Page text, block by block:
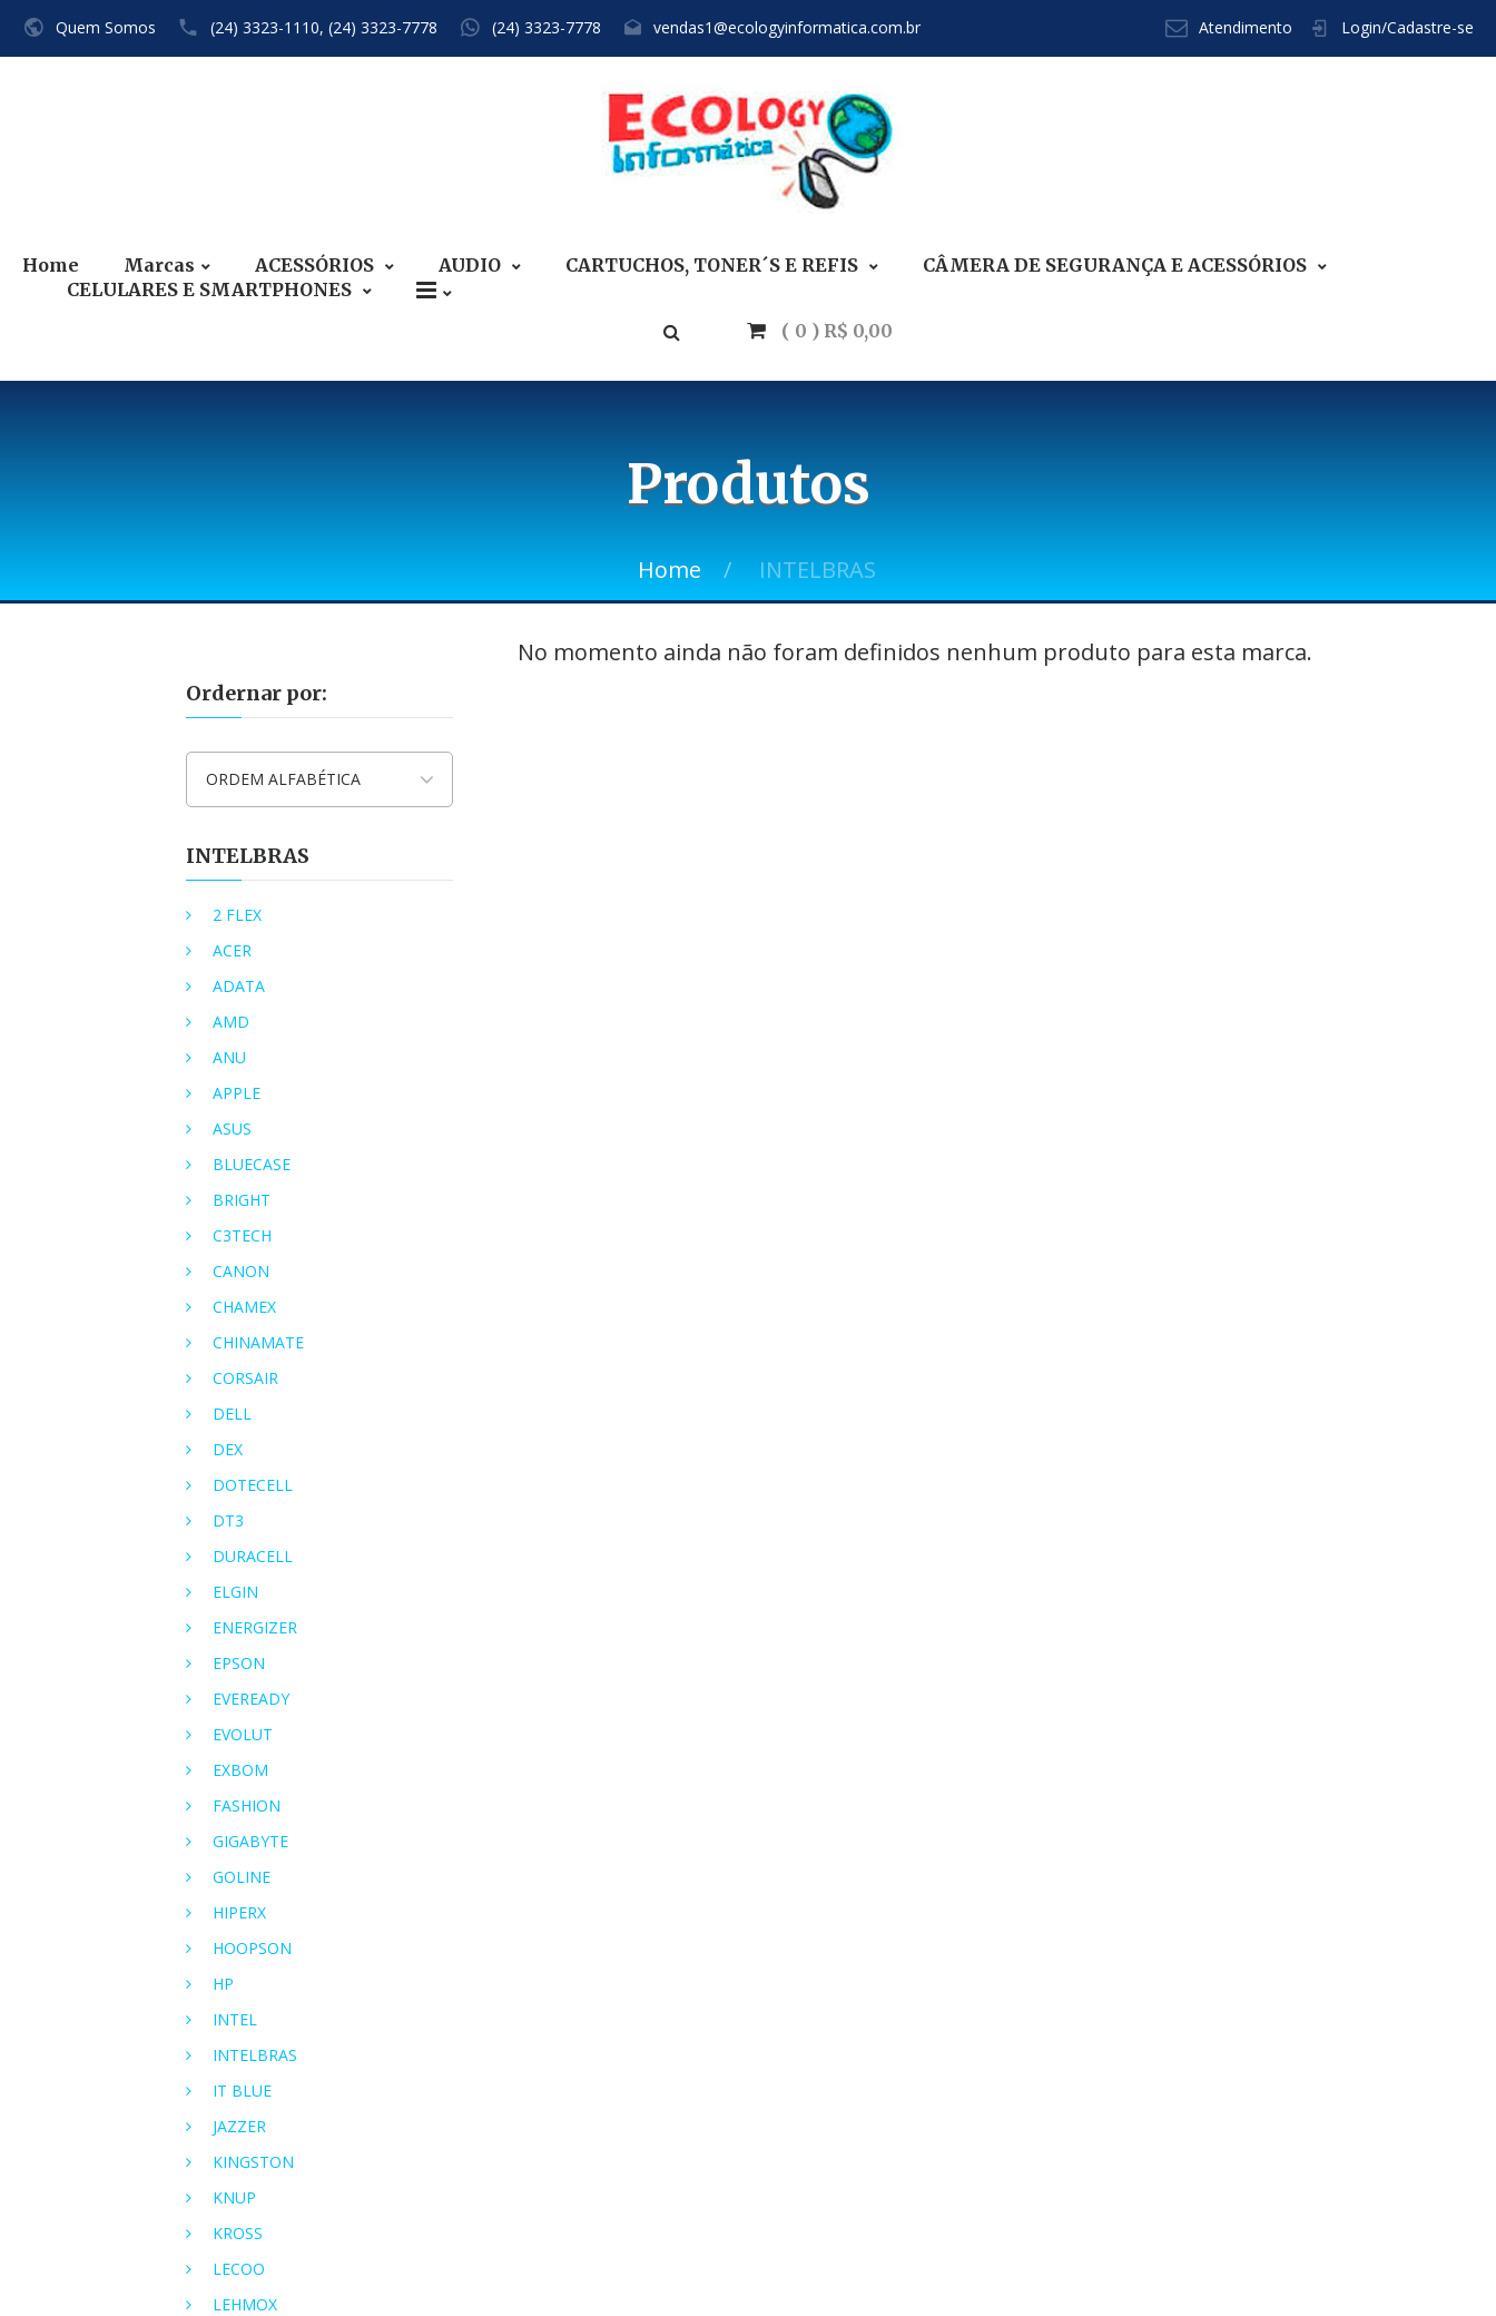
Quem Somos (24) 3323-1110, (24) 3323-7778 (24) 3323-7778 vendas1@ecologyinformatica.com.br Atendimento Login/Cadastre-se
Home Marcas ACESSÓRIOS AUDIO CARTUCHOS, TONER´S E REFIS
CÂMERA DE SEGURANÇA E ACESSÓRIOS
CELULARES E SMARTPHONES
( 0 ) R$ 0,00
Produtos
Home INTELBRAS
Ordernar por:
ORDEM ALFABÉTICA
INTELBRAS
2 FLEX
ACER
ADATA
AMD
ANU
APPLE
ASUS
BLUECASE
BRIGHT
C3TECH
CANON
CHAMEX
CHINAMATE
CORSAIR
DELL
DEX
DOTECELL
DT3
DURACELL
ELGIN
ENERGIZER
EPSON
EVEREADY
EVOLUT
EXBOM
FASHION
GIGABYTE
GOLINE
HIPERX
HOOPSON
HP
INTEL
INTELBRAS
IT BLUE
JAZZER
KINGSTON
KNUP
KROSS
LECOO
LEHMOX
No momento ainda não foram definidos nenhum produto para esta marca.